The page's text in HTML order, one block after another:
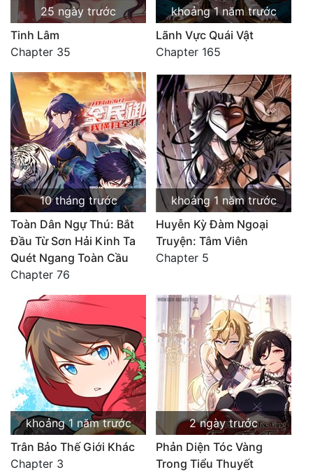
25 ngày trước
Tinh Lâm
Chapter 35
khoảng 1 năm trước
Lãnh Vực Quái Vật
Chapter 165
10 tháng trước
Toàn Dân Ngự Thú: Bắt
Đầu Từ Sơn Hải Kinh Ta
Quét Ngang Toàn Cầu
Chapter 76
khoảng 1 năm trước
Huyễn Kỳ Đàm Ngoại
Truyện: Tâm Viên
Chapter 5
khoảng 1 năm trước
Trân Bảo Thế Giới Khác
Chapter 3
2 ngày trước
Phản Diện Tóc Vàng
Trong Tiểu Thuyết